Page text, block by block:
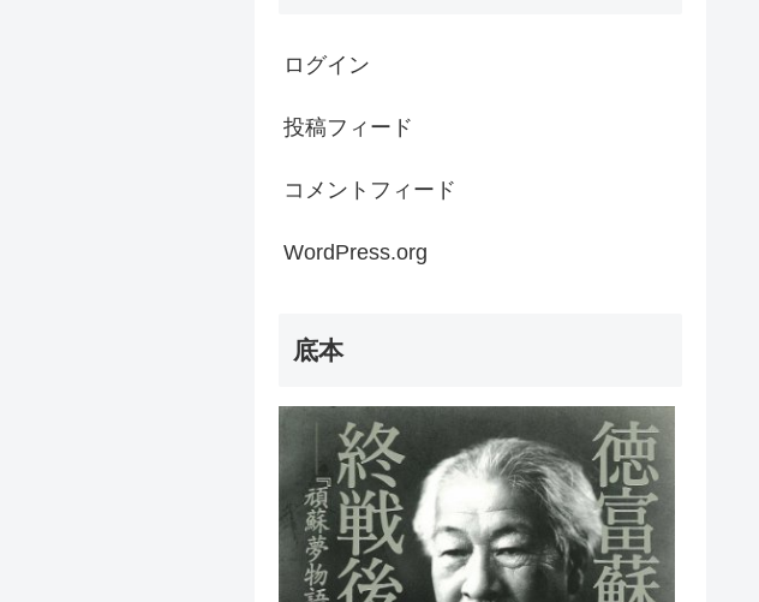
ログイン
投稿フィード
コメントフィード
WordPress.org
底本